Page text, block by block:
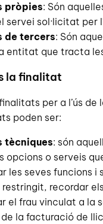
pròpies: Són
servei sol·licitat per
de tercers: Són
entitat que tracta
la finalitat
per a l’ús
poden ser:
tècniques: són
opcions o serveis
les seves funcions
restringit, recordar
el frau vinculat a la
de la facturació de